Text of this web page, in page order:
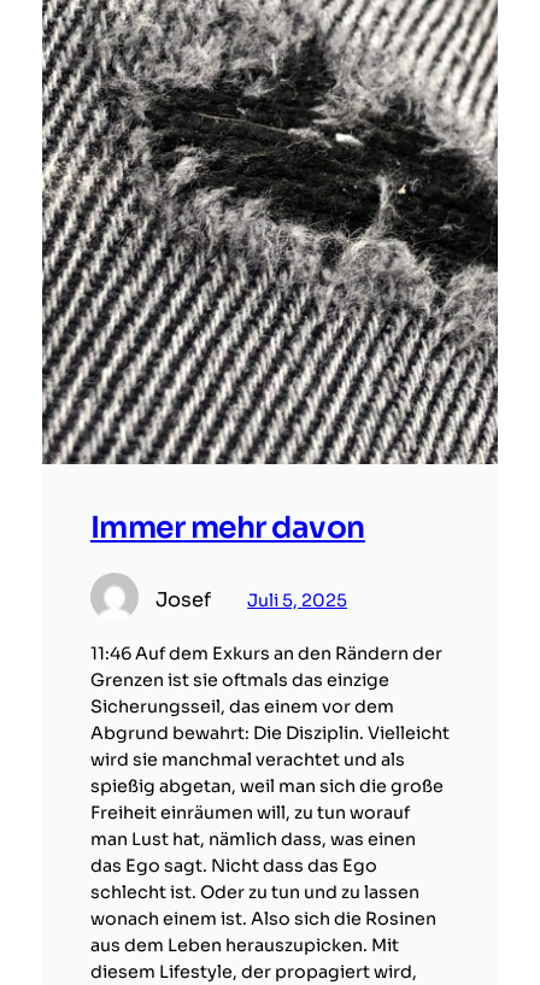
Immer mehr davon
Josef Juli 5, 2025
11:46 Auf dem Exkurs an den Rändern der
Grenzen ist sie oftmals das einzige
Sicherungsseil, das einem vor dem
Abgrund bewahrt: Die Disziplin. Vielleicht
wird sie manchmal verachtet und als
spießig abgetan, weil man sich die große
Freiheit einräumen will, zu tun worauf
man Lust hat, nämlich dass, was einen
das Ego sagt. Nicht dass das Ego
schlecht ist. Oder zu tun und zu lassen
wonach einem ist. Also sich die Rosinen
aus dem Leben herauszupicken. Mit
diesem Lifestyle, der propagiert wird,